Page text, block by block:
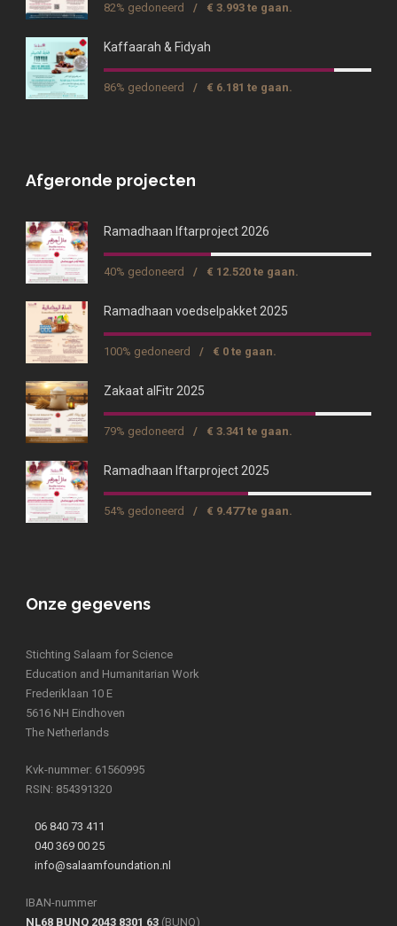
82% gedoneerd / € 3.993 te gaan.
Kaffaarah & Fidyah
86% gedoneerd / € 6.181 te gaan.
Afgeronde projecten
Ramadhaan Iftarproject 2026
40% gedoneerd / € 12.520 te gaan.
Ramadhaan voedselpakket 2025
100% gedoneerd / € 0 te gaan.
Zakaat alFitr 2025
79% gedoneerd / € 3.341 te gaan.
Ramadhaan Iftarproject 2025
54% gedoneerd / € 9.477 te gaan.
Onze gegevens
Stichting Salaam for Science
Education and Humanitarian Work
Frederiklaan 10 E
5616 NH Eindhoven
The Netherlands
Kvk-nummer: 61560995
RSIN: 854391320
06 840 73 411
040 369 00 25
info@salaamfoundation.nl
IBAN-nummer
NL68 BUNQ 2043 8301 63 (BUNQ)